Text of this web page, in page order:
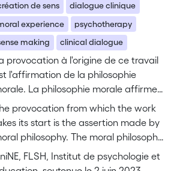
de sens
dialogue clinique
experience
psychotherapy
making
clinical dialogue
provocation à l'origine de ce travail
l'affirmation de la philosophie
La philosophie morale affirme
le psychothérapeute accomplit une
typiquement éthique dans
de sa profession (Macintyre,
la recherche sont liées à la
provocation from which the work
its start is the assertion made by
philosophy. The moral philosophy
that the psychotherapist
a typically ethical action in
FLSH, Institut de psychologie et